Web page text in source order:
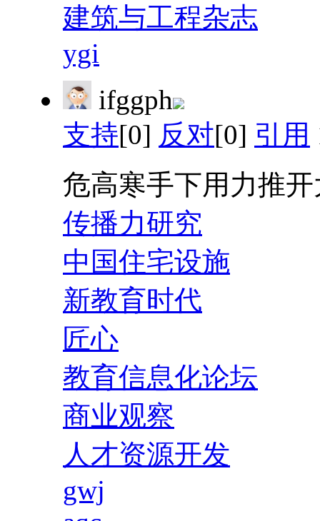
建筑与工程杂志
ygi
ifggph
支持[0] 反对[0] 引用
危高寒手下用力推
传播力研究
中国住宅设施
新教育时代
匠心
教育信息化论坛
商业观察
人才资源开发
gwj